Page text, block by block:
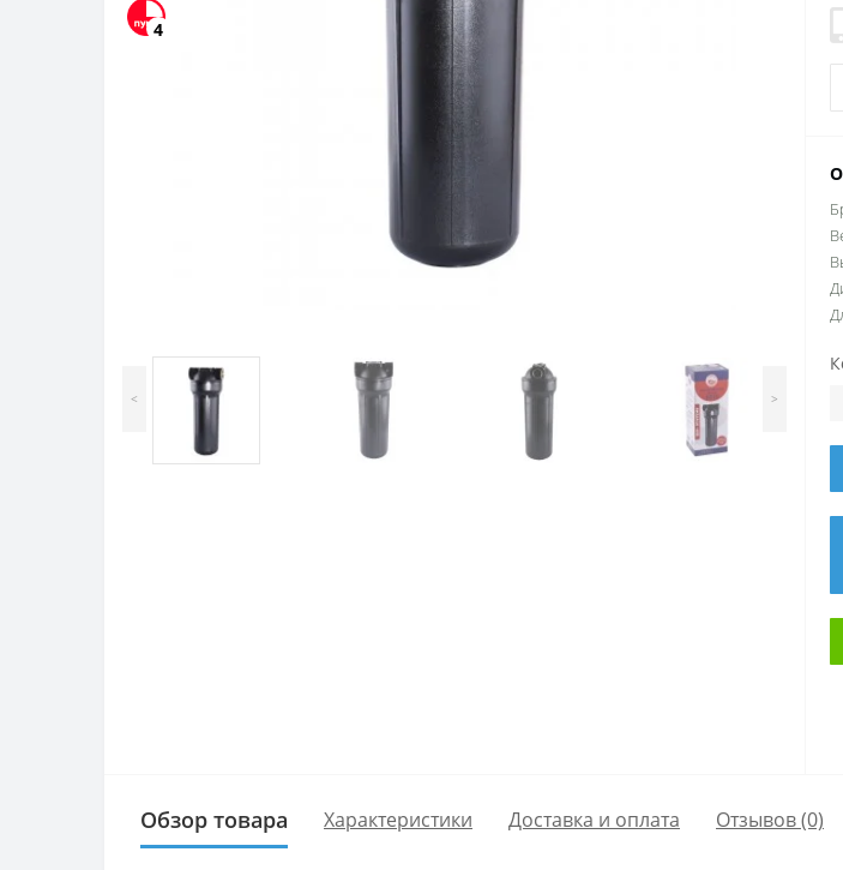
4
< >
Обзор товара Характеристики Доставка и оплата Отзывов (0)